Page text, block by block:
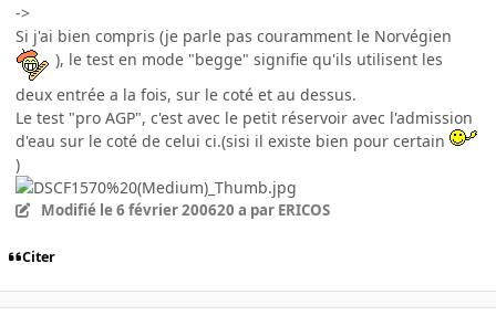
->
Si j'ai bien compris (je parle pas couramment le Norvégien
), le test en mode "begge" signifie qu'ils utilisent les
deux entrée a la fois, sur le coté et au dessus.
Le test "pro AGP", c'est avec le petit réservoir avec l'admission
d'eau sur le coté de celui ci.(sisi il existe bien pour certain
)
Modifié le 6 février 200620 a par ERICOS
Citer